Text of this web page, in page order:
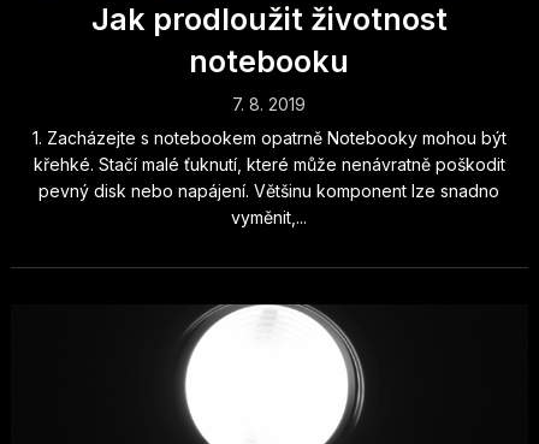
Jak prodloužit životnost
notebooku
7. 8. 2019
1. Zacházejte s notebookem opatrně Notebooky mohou být
křehké. Stačí malé ťuknutí, které může nenávratně poškodit
pevný disk nebo napájení. Většinu komponent lze snadno
vyměnit,...